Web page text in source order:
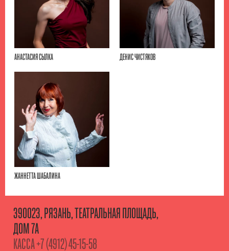
АНАСТАСИЯ СЫЛКА ДЕНИС ЧИСТЯКОВ
ЖАННЕТТА ШАБАЛИНА
390023, РЯЗАНЬ, ТЕАТРАЛЬНАЯ ПЛОЩАДЬ,
ДОМ 7А
КАССА+7 (4912) 45-15-58